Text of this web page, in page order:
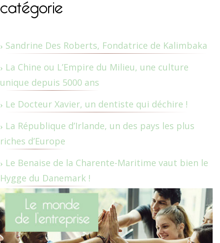
Sandrine Des Roberts, Fondatrice de Kalimbaka
La Chine ou L’Empire du Milieu, une culture
unique depuis 5000 ans
Le Docteur Xavier, un dentiste qui déchire !
La République d’Irlande, un des pays les plus
riches d’Europe
Le Benaise de la Charente-Maritime vaut bien le
Hygge du Danemark !